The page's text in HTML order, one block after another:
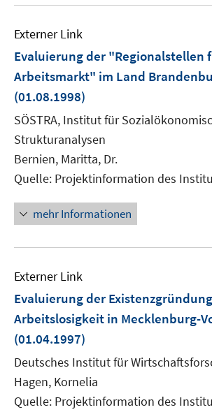
Externer Link
Evaluierung der "Regionalstellen
Arbeitsmarkt" im Land
(01.08.1998)
SÖSTRA, Institut für
Strukturanalysen
Bernien, Maritta, Dr.
Quelle: Projektinformation des
mehr Informationen
Externer Link
Evaluierung der
Arbeitslosigkeit in Mecklenburg-
(01.04.1997)
Deutsches Institut für
Hagen, Kornelia
Quelle: Projektinformation des